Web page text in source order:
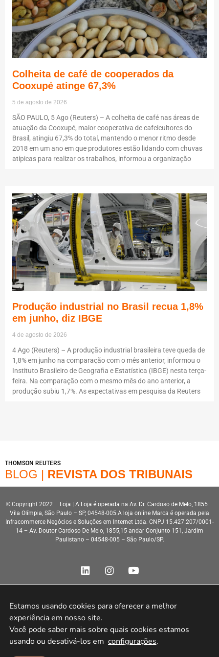
Colheita de café de cooperados da
Cooxupé atinge 67,3%
5 de agosto de 2026
SÃO PAULO, 5 Ago (Reuters) – A colheita de café nas áreas de
atuação da Cooxupé, maior cooperativa de cafeicultores do
Brasil, atingiu 67,3% do total, mantendo o menor ritmo desde
2018 em um ano em que produtores estão lidando com chuvas
atípicas para realizar os trabalhos, informou a organização
Produção industrial no Brasil recua 1,8%
em junho, diz IBGE
4 de agosto de 2026
4 Ago (Reuters) – A produção industrial brasileira teve queda de
1,8% em junho na comparação com o mês anterior, informou o
Instituto Brasileiro de Geografia e Estatística (IBGE) nesta terça-
feira. Na comparação com o mesmo mês do ano anterior, a
produção subiu 1,7%. As expectativas em pesquisa da Reuters
THOMSON REUTERS
BLOG | REVISTA DOS TRIBUNAIS
© Copyright 2022 – Loja | A Loja é operada na Av. Dr. Cardoso de Melo, 1855 –
Vila Olímpia, São Paulo – SP, 04548-005.A loja online Marca é operada pela
Infracommerce Negócios e Soluções em Internet Ltda. CNPJ 15.427.207/0001-
14 – Av. Doutor Cardoso De Melo, 1855,15 andar Conjunto 151, Jardim
Paulistano – 04548-005 – São Paulo/SP.
Estamos usando cookies para oferecer a melhor
experiência em nosso site.
Você pode saber mais sobre quais cookies estamos
usando ou desativá-los em configurações.